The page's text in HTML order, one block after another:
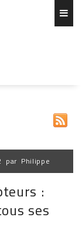
par Philippe
:
ses